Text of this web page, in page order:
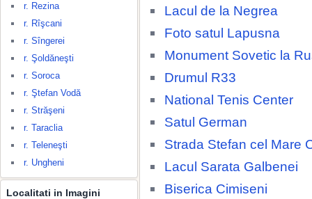
r. Rezina
r. Rîşcani
r. Sîngerei
r. Şoldăneşti
r. Soroca
r. Ştefan Vodă
r. Străşeni
r. Taraclia
r. Teleneşti
r. Ungheni
Localitati in Imagini
Lacul de la Negrea
Foto satul Lapusna
Monument Sovetic la
Drumul R33
National Tenis Center
Satul German
Strada Stefan cel Mare
Lacul Sarata Galbenei
Biserica Cimiseni